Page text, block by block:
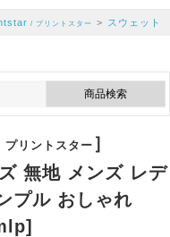
mi-215. Tシャ
通販
/ プリントスター > スウェット
プリントスター ］
無地 メンズ レデ
プル おしゃれ